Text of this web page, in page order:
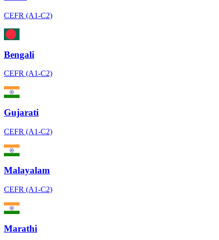
CEFR (A1-C2)
Bengali
CEFR (A1-C2)
Gujarati
CEFR (A1-C2)
Malayalam
CEFR (A1-C2)
Marathi